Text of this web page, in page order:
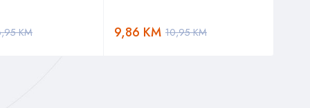
KM 10,95KM
9,86 KM